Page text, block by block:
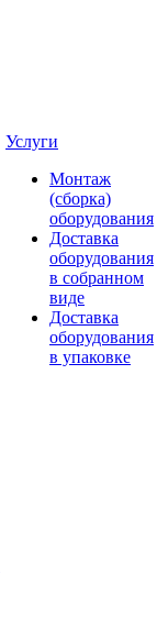
Услуги
Монтаж
(сборка)
оборудования
Доставка
оборудования
в собранном
виде
Доставка
оборудования
в упаковке